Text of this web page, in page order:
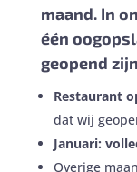
maand. In
één
geopend
Restaurant
dat wij
Januari:
Overige